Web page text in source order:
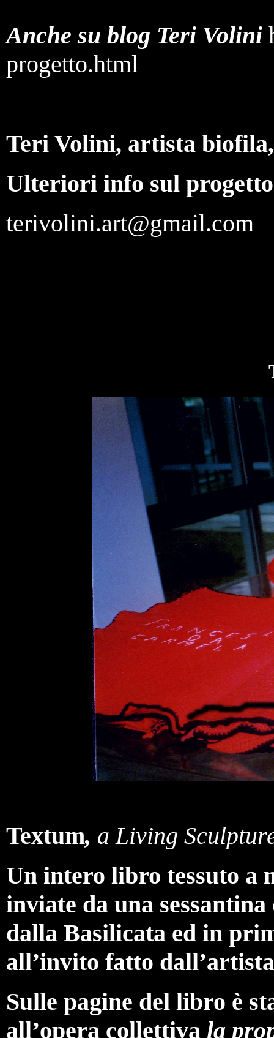
Anche su blog Teri Volini
progetto.html
Teri Volini, artista
Ulteriori info sul
terivolini.art@gmail.com
Textum, a Living
Un intero libro tessuto a
inviate da una
dalla Basilicata ed in
all’invito fatto
Sulle pagine del libro è
all’opera collettiva la